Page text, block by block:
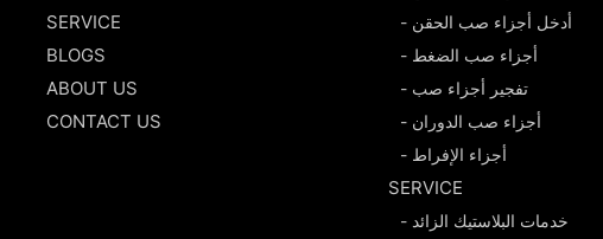
SERVICE
BLOGS
ABOUT US
CONTACT US
- أدخل أجزاء صب الحقن
- أجزاء صب الضغط
- تفجير أجزاء صب
- أجزاء صب الدوران
- أجزاء الإفراط
SERVICE
- خدمات البلاستيك الزائد